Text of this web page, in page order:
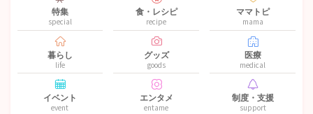
特集
special
食・レシピ
recipe
ママトピ
mama
暮らし
life
グッズ
goods
医療
medical
イベント
event
エンタメ
entame
制度・支援
support